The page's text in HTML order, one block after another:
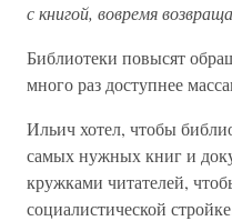
с книгой, вовремя
Библиотеки повысят
много раз доступнее
Ильич хотел, чтобы
самых нужных книг и
кружками читателей,
социалистической